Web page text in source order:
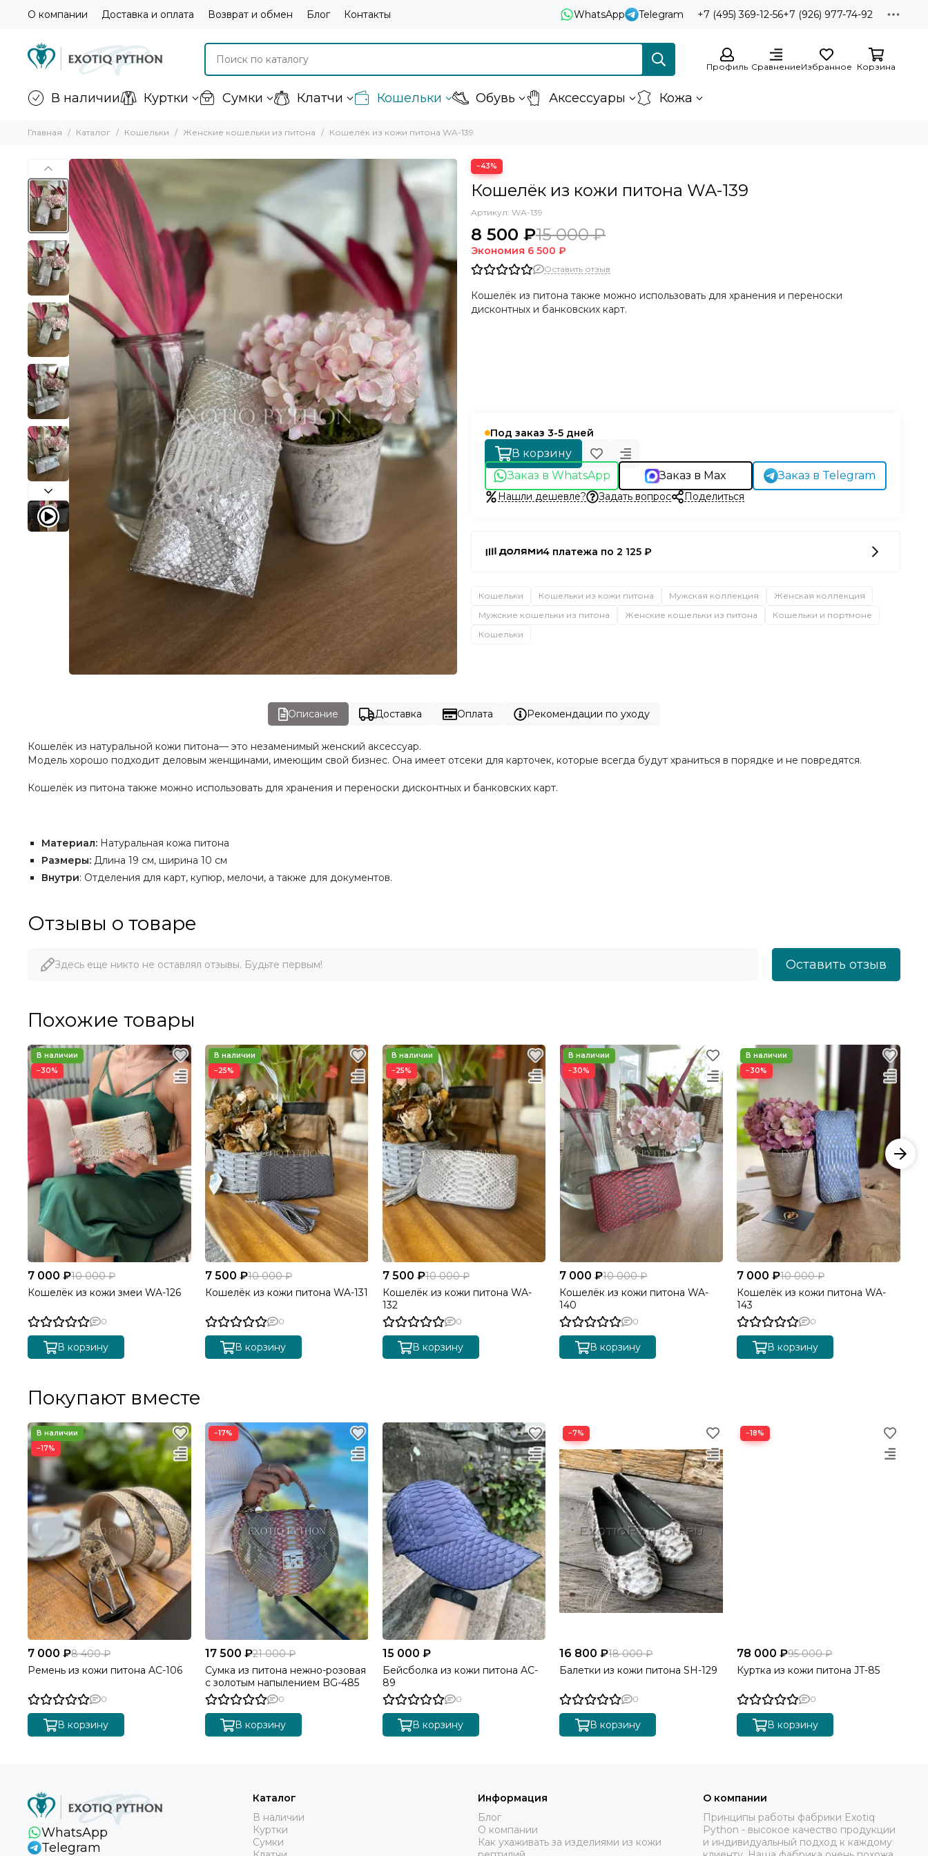
О компании Доставка и оплата Возврат и обмен Блог Контакты WhatsApp Telegram +7 (495) 369-12-56+7 (926) 977-74-92
Профиль СравнениеИзбранное Корзина
В наличии Куртки Сумки Клатчи Кошельки Обувь Аксессуары Кожа
Главная Каталог Кошельки Женские кошельки из питона Кошелёк из кожи питона WA-139
−43%
Кошелёк из кожи питона WA-139
Артикул: WA-139
8 500 ₽15 000 ₽
Экономия 6 500 ₽
Оставить отзыв
Кошелёк из питона также можно использовать для хранения и переноски
дисконтных и банковских карт.
Под заказ 3-5 дней
В корзину
Заказ в WhatsApp
Заказ в Max Заказ в Telegram
Нашли дешевле? Задать вопрос Поделиться
4 платежа по 2 125 ₽
Кошельки Кошельки из кожи питона Мужская коллекция
Женская коллекция
Мужские кошельки из питона
Женские кошельки из питона
Кошельки и портмоне
Кошельки
Описание Доставка Оплата Рекомендации по уходу
Кошелёк из натуральной кожи питона— это незаменимый женский аксессуар.
Модель хорошо подходит деловым женщинами, имеющим свой бизнес. Она имеет отсеки для карточек, которые всегда будут храниться в порядке и не повредятся.
Кошелёк из питона также можно использовать для хранения и переноски дисконтных и банковских карт.
Материал: Натуральная кожа питона
Размеры: Длина 19 см, ширина 10 см
Внутри: Отделения для карт, купюр, мелочи, а также для документов.
Отзывы о товаре
Здесь еще никто не оставлял отзывы. Будьте первым! Оставить отзыв
Похожие товары
−30%
7 000 ₽10 000 ₽
Кошелёк из кожи змеи WA-126
0
В корзину
−25%
7 500 ₽10 000 ₽
Кошелёк из кожи питона WA-131
0
В корзину
−25%
7 500 ₽10 000 ₽
Кошелёк из кожи питона WA-
132
0
В корзину
−30%
7 000 ₽10 000 ₽
Кошелёк из кожи питона WA-
140
0
В корзину
−30%
7 000 ₽10 000 ₽
Кошелёк из кожи питона WA-
143
0
В корзину
Покупают вместе
−17%
7 000 ₽8 400 ₽
Ремень из кожи питона AC-106
0
В корзину
−17%
17 500 ₽21 000 ₽
Сумка из питона нежно-розовая
с золотым напылением BG-485
0
В корзину
15 000 ₽
Бейсболка из кожи питона AC-
89
0
В корзину
−7%
16 800 ₽18 000 ₽
Балетки из кожи питона SH-129
0
В корзину
−18%
78 000 ₽95 000 ₽
Куртка из кожи питона JT-85
0
В корзину
WhatsApp
Telegram
Каталог
В наличии
Куртки
Сумки
Информация
Блог
О компании
Как ухаживать за изделиями из кожи
О компании
Принципы работы фабрики Exotiq
Python - высокое качество продукции
и индивидуальный подход к каждому